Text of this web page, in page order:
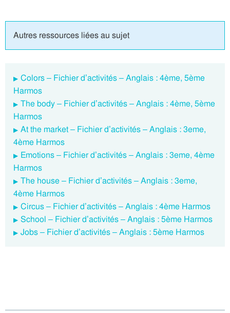
Autres ressources liées au sujet
Colors – Fichier d’activités – Anglais : 4ème, 5ème
Harmos
The body – Fichier d’activités – Anglais : 4ème, 5ème
Harmos
At the market – Fichier d’activités – Anglais : 3eme,
4ème Harmos
Emotions – Fichier d’activités – Anglais : 3eme, 4ème
Harmos
The house – Fichier d’activités – Anglais : 3eme,
4ème Harmos
Circus – Fichier d’activités – Anglais : 4ème Harmos
School – Fichier d’activités – Anglais : 5ème Harmos
Jobs – Fichier d’activités – Anglais : 5ème Harmos